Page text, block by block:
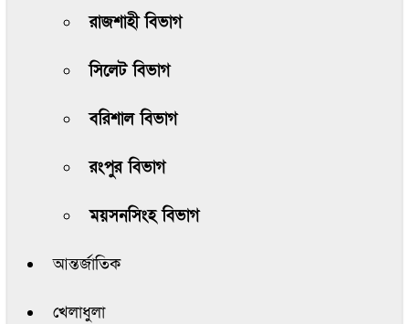
রাজশাহী বিভাগ
সিলেট বিভাগ
বরিশাল বিভাগ
রংপুর বিভাগ
ময়সনসিংহ বিভাগ
আন্তর্জাতিক
খেলাধুলা